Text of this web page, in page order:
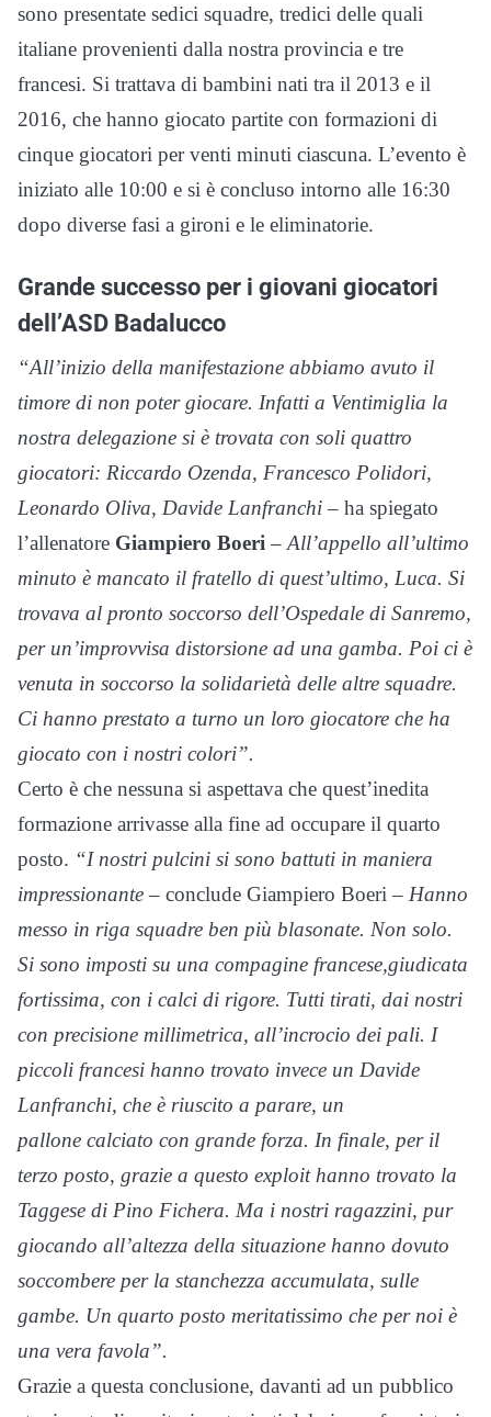
sono presentate sedici squadre, tredici delle quali
italiane provenienti dalla nostra provincia e tre
francesi. Si trattava di bambini nati tra il 2013 e il
2016, che hanno giocato partite con formazioni di
cinque giocatori per venti minuti ciascuna. L’evento è
iniziato alle 10:00 e si è concluso intorno alle 16:30
dopo diverse fasi a gironi e le eliminatorie.
Grande successo per i giovani giocatori
dell’ASD Badalucco
“All’inizio della manifestazione abbiamo avuto il
timore di non poter giocare. Infatti a Ventimiglia la
nostra delegazione si è trovata con soli quattro
giocatori: Riccardo Ozenda, Francesco Polidori,
Leonardo Oliva, Davide Lanfranchi– ha spiegato
l’allenatore Giampiero Boeri – All’appello all’ultimo
minuto è mancato il fratello di quest’ultimo, Luca. Si
trovava al pronto soccorso dell’Ospedale di Sanremo,
per un’improvvisa distorsione ad una gamba. Poi ci è
venuta in soccorso la solidarietà delle altre squadre.
Ci hanno prestato a turno un loro giocatore che ha
giocato con i nostri colori”.
Certo è che nessuna si aspettava che quest’inedita
formazione arrivasse alla fine ad occupare il quarto
posto. “I nostri pulcini si sono battuti in maniera
impressionante – conclude Giampiero Boeri – Hanno
messo in riga squadre ben più blasonate. Non solo.
Si sono imposti su una compagine francese,giudicata
fortissima, con i calci di rigore. Tutti tirati, dai nostri
con precisione millimetrica, all’incrocio dei pali. I
piccoli francesi hanno trovato invece un Davide
Lanfranchi, che è riuscito a parare, un
pallone calciato con grande forza. In finale, per il
terzo posto, grazie a questo exploit hanno trovato la
Taggese di Pino Fichera. Ma i nostri ragazzini, pur
giocando all’altezza della situazione hanno dovuto
soccombere per la stanchezza accumulata, sulle
gambe. Un quarto posto meritatissimo che per noi è
una vera favola”.
Grazie a questa conclusione, davanti ad un pubblico